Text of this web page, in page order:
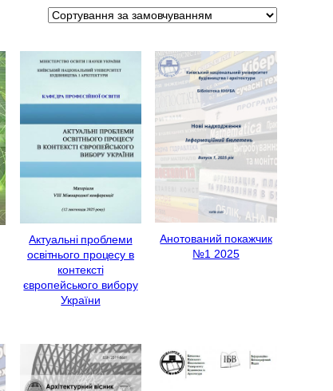
Актуальні проблеми
освітнього процесу в
контексті
європейського вибору
України
Анотований покажчик
№1 2025